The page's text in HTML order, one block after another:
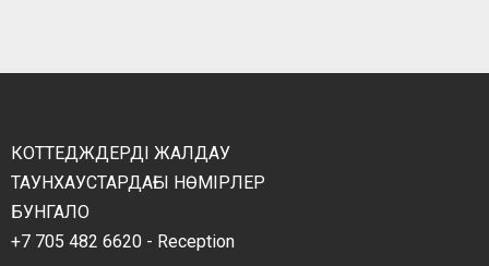
КОТТЕДЖДЕРДІ ЖАЛДАУ
ТАУНХАУСТАРДАҒЫ НӨМІРЛЕР
БУНГАЛО
+7 705 482 6620 - Reception